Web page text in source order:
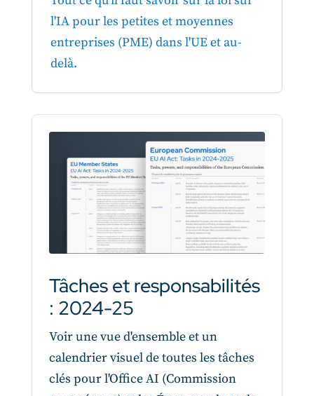
l'IA pour les petites et moyennes
entreprises (PME) dans l'UE et au-
delà.
Tâches et responsabilités
: 2024-25
Voir une vue d'ensemble et un
calendrier visuel de toutes les tâches
clés pour l'Office AI (Commission